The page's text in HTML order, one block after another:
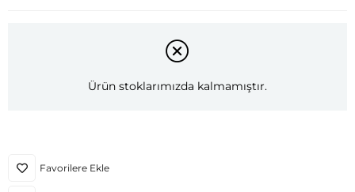
Ürün stoklarımızda kalmamıştır.
Favorilere Ekle